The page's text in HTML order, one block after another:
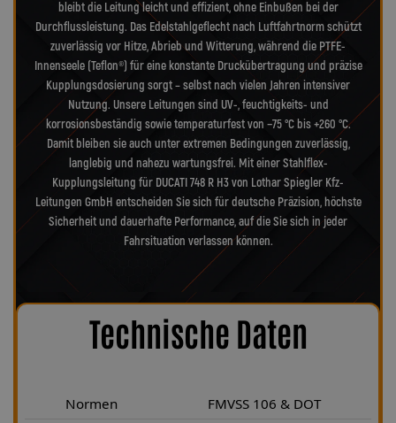
bleibt die Leitung leicht und effizient, ohne Einbußen bei der
Durchflussleistung. Das Edelstahlgeflecht nach Luftfahrtnorm schützt
zuverlässig vor Hitze, Abrieb und Witterung, während die PTFE-
Innenseele (Teflon®) für eine konstante Druckübertragung und präzise
Kupplungsdosierung sorgt – selbst nach vielen Jahren intensiver
Nutzung. Unsere Leitungen sind UV-, feuchtigkeits- und
korrosionsbeständig sowie temperaturfest von −75 °C bis +260 °C.
Damit bleiben sie auch unter extremen Bedingungen zuverlässig,
langlebig und nahezu wartungsfrei. Mit einer Stahlflex-
Kupplungsleitung für DUCATI 748 R H3 von Lothar Spiegler Kfz-
Leitungen GmbH entscheiden Sie sich für deutsche Präzision, höchste
Sicherheit und dauerhafte Performance, auf die Sie sich in jeder
Fahrsituation verlassen können.
Technische Daten
Normen FMVSS 106 & DOT